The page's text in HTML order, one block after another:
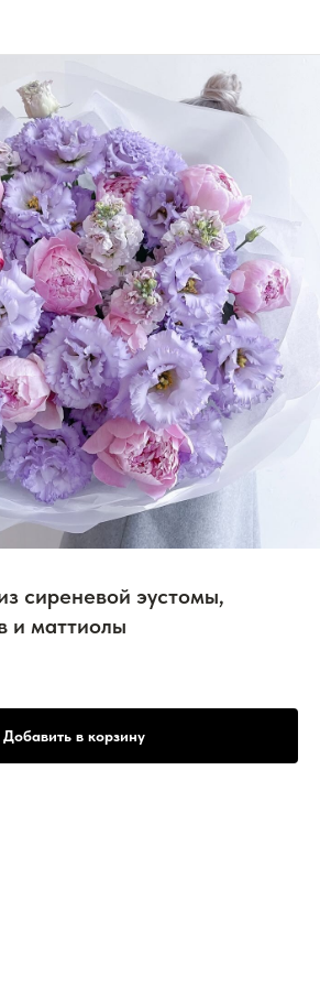
сиреневой эустомы,
и маттиолы
Добавить в корзину